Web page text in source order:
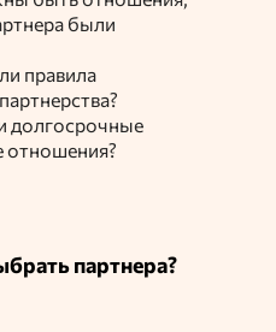
были
правила
долгосрочные
отношения?
партнера?